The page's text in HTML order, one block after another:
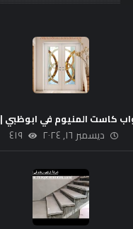
كاست المنيوم في ابوظبي |0521606327
ديسمبر ١٦, ٢٠٢٤ ٤١٩